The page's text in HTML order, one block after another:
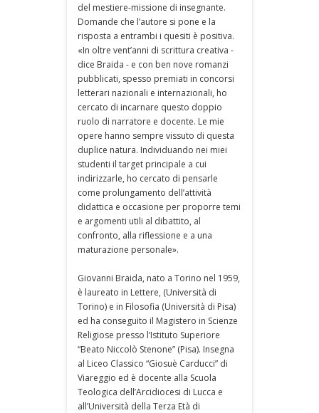
del mestiere-missione di insegnante.
Domande che l’autore si pone e la
risposta a entrambi i quesiti è positiva.
«In oltre vent’anni di scrittura creativa -
dice Braida - e con ben nove romanzi
pubblicati, spesso premiati in concorsi
letterari nazionali e internazionali, ho
cercato di incarnare questo doppio
ruolo di narratore e docente. Le mie
opere hanno sempre vissuto di questa
duplice natura. Individuando nei miei
studenti il target principale a cui
indirizzarle, ho cercato di pensarle
come prolungamento dell’attività
didattica e occasione per proporre temi
e argomenti utili al dibattito, al
confronto, alla riflessione e a una
maturazione personale».
Giovanni Braida, nato a Torino nel 1959,
è laureato in Lettere, (Università di
Torino) e in Filosofia (Università di Pisa)
ed ha conseguito il Magistero in Scienze
Religiose presso l’Istituto Superiore
“Beato Niccolò Stenone” (Pisa). Insegna
al Liceo Classico “Giosuè Carducci” di
Viareggio ed è docente alla Scuola
Teologica dell’Arcidiocesi di Lucca e
all’Università della Terza Età di